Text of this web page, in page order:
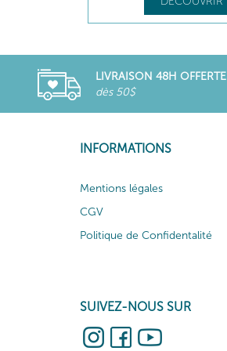
LIVRAISON 48H OFFERTE
dès 50$
INFORMATIONS
Mentions légales
CGV
Politique de Confidentalité
SUIVEZ-NOUS SUR